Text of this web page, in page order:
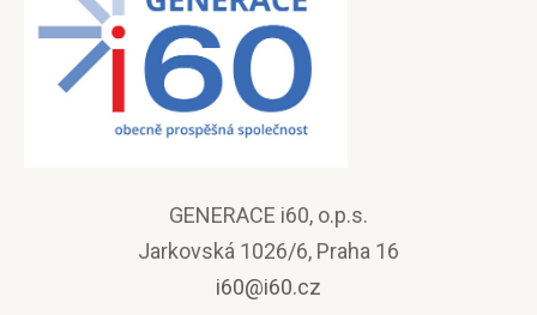
GENERACE i60, o.p.s.
Jarkovská 1026/6, Praha 16
i60@i60.cz